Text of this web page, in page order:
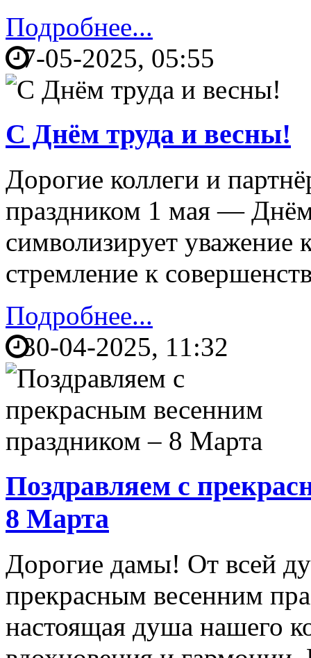
Подробнее...
7-05-2025, 05:55
С Днём труда и весны!
Дорогие коллеги и
праздником 1 мая —
символизирует уважение
стремление к
Подробнее...
30-04-2025, 11:32
Поздравляем с
8 Марта
Дорогие дамы! От всей
прекрасным весенним
настоящая душа нашего